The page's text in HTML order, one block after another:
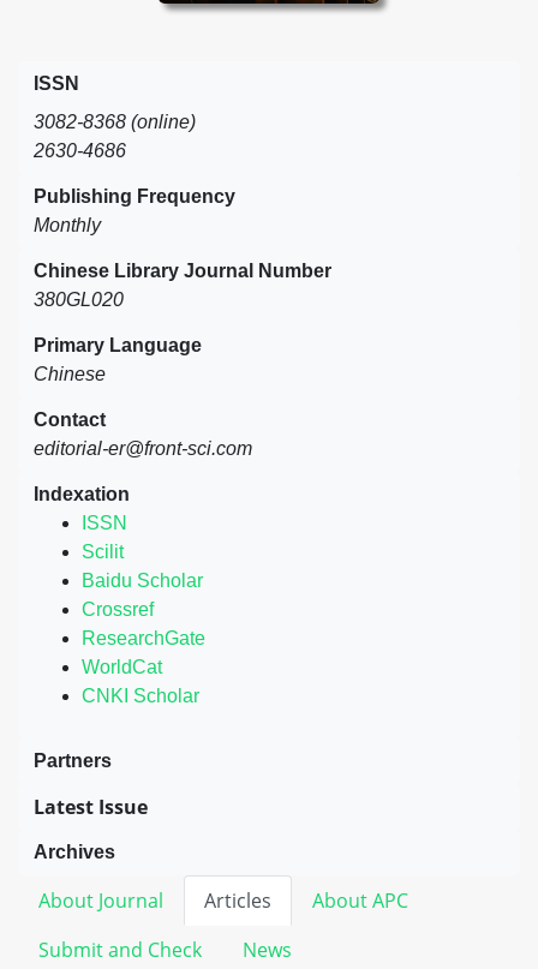
ISSN
3082-8368 (online)
2630-4686
Publishing Frequency
Monthly
Chinese Library Journal Number
380GL020
Primary Language
Chinese
Contact
editorial-er@front-sci.com
Indexation
ISSN
Scilit
Baidu Scholar
Crossref
ResearchGate
WorldCat
CNKI Scholar
Partners
Latest Issue
Archives
About Journal Articles
About APC
Submit and Check
News